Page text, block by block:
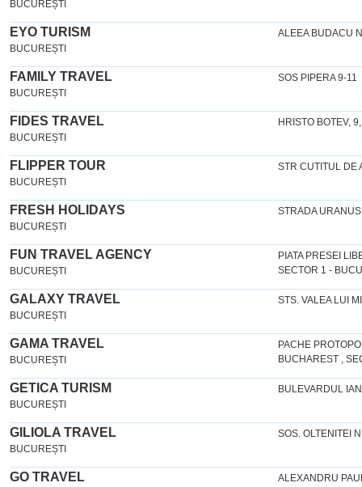
BUCUREȘTI
EYO TURISM
BUCUREȘTI
ALEEA BUDACU
FAMILY TRAVEL
BUCUREȘTI
SOS PIPERA 9-11
FIDES TRAVEL
BUCUREȘTI
HRISTO BOTEV,
FLIPPER TOUR
BUCUREȘTI
STR CUTITUL DE
FRESH HOLIDAYS
BUCUREȘTI
STRADA
FUN TRAVEL AGENCY
BUCUREȘTI
PIATA PRESEI
SECTOR 1 -
GALAXY TRAVEL
BUCUREȘTI
STS. VALEA LUI
GAMA TRAVEL
BUCUREȘTI
PACHE
BUCHAREST ,
GETICA TURISM
BUCUREȘTI
BULEVARDUL
GILIOLA TRAVEL
BUCUREȘTI
SOS. OLTENITEI
GO TRAVEL ALEXANDRU